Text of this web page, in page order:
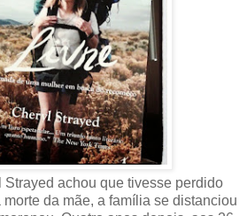
Strayed achou que tivesse perdido
da mãe, a família se distanciou